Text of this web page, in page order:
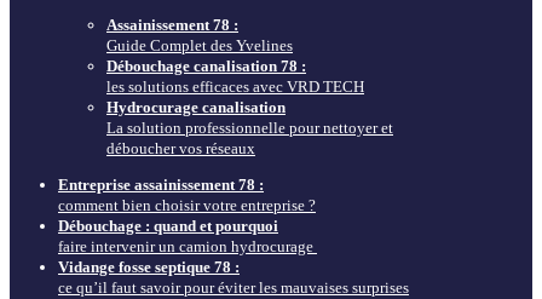
Assainissement 78 :
Guide Complet des Yvelines
Débouchage canalisation 78 :
les solutions efficaces avec VRD TECH
Hydrocurage canalisation
La solution professionnelle pour nettoyer et
déboucher vos réseaux
Entreprise assainissement 78 :
comment bien choisir votre entreprise ?
Débouchage : quand et pourquoi
faire intervenir un camion hydrocurage
Vidange fosse septique 78 :
ce qu’il faut savoir pour éviter les mauvaises surprises